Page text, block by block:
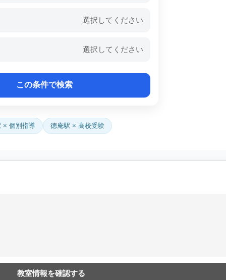
選択してください
選択してください
× 個別指導 徳庵駅 × 高校受験
教室情報を確認する